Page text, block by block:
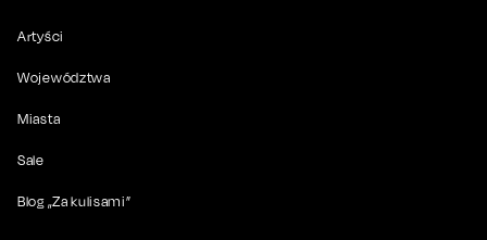
Artyści
Województwa
Miasta
Sale
Blog „Za kulisami”